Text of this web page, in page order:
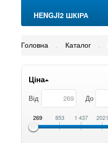
HENGJI2 ШКІРА
Головна Каталог
Ціна
Від До
269 853 1 437 2021